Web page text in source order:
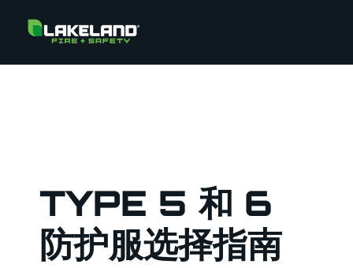
TYPE 5 和 6
防护服选择指南